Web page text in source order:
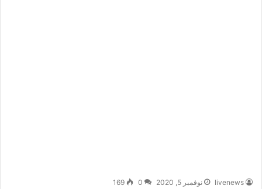
livenews نوفمبر 5, 2020 0
169